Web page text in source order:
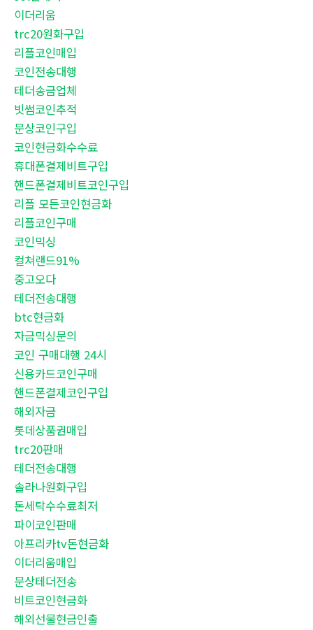
이더리움
trc20원화구입
리플코인매입
코인전송대행
테더송금업체
빗썸코인추적
문상코인구입
코인현금화수수료
휴대폰결제비트구입
핸드폰결제비트코인구입
리플 모든코인현금화
리플코인구매
코인믹싱
컬쳐랜드91%
중고오다
테더전송대행
btc현금화
자금믹싱문의
코인 구매대행 24시
신용카드코인구매
핸드폰결제코인구입
해외자금
롯데상품권매입
trc20판매
테더전송대행
솔라나원화구입
돈세탁수수료최저
파이코인판매
아프리카tv돈현금화
이더리움매입
문상테더전송
비트코인현금화
해외선물현금인출